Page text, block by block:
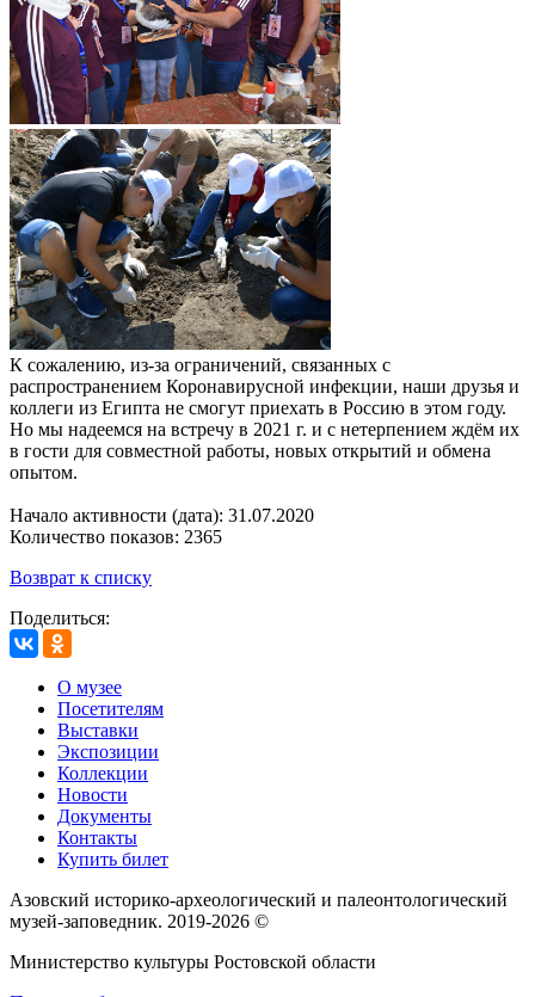
К сожалению, из-за ограничений, связанных с
распространением Коронавирусной инфекции, наши друзья и
коллеги из Египта не смогут приехать в Россию в этом году.
Но мы надеемся на встречу в 2021 г. и с нетерпением ждём их
в гости для совместной работы, новых открытий и обмена
опытом.
Начало активности (дата): 31.07.2020
Количество показов: 2365
Возврат к списку
Поделиться:
О музее
Посетителям
Выставки
Экспозиции
Коллекции
Новости
Документы
Контакты
Купить билет
Азовский историко‑археологический и палеонтологический
музей‑заповедник. 2019-2026 ©
Министерство культуры Ростовской области